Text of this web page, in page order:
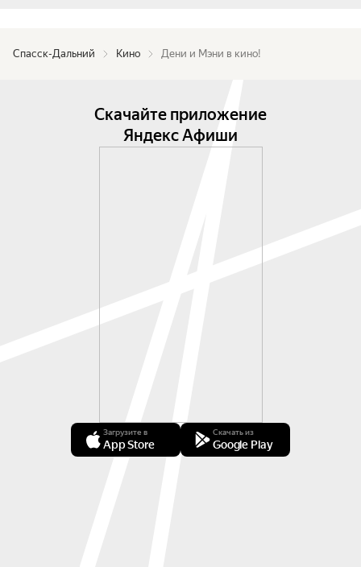
Спасск-Дальний Кино Дени и Мэни в кино!
Скачайте приложение
Яндекс Афиши
Загрузите в
App Store
Скачать из
Google Play